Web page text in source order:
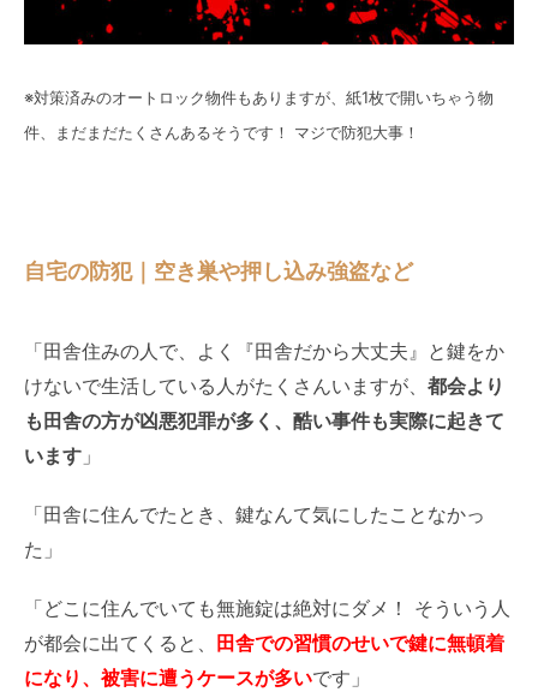
※対策済みのオートロック物件もありますが、紙1枚で開いちゃう物
件、まだまだたくさんあるそうです！ マジで防犯大事！
自宅の防犯｜空き巣や押し込み強盗など
「田舎住みの人で、よく『田舎だから大丈夫』と鍵をか
けないで生活している人がたくさんいますが、 都会より
も田舎の方が凶悪犯罪が多く、酷い事件も実際に起きて
います 」
「田舎に住んでたとき、鍵なんて気にしたことなかっ
た」
「どこに住んでいても無施錠は絶対にダメ！ そういう人
が都会に出てくると、
田舎での習慣のせいで鍵に無頓着
になり、被害に遭うケースが多いです」